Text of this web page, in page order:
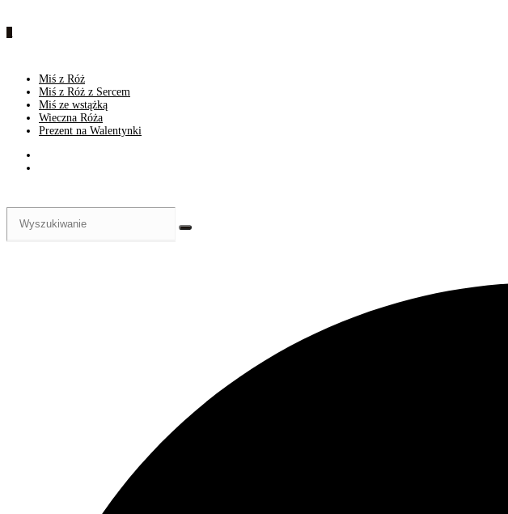
Miś z Róż
Miś z Róż z Sercem
Miś ze wstążką
Wieczna Róża
Prezent na Walentynki